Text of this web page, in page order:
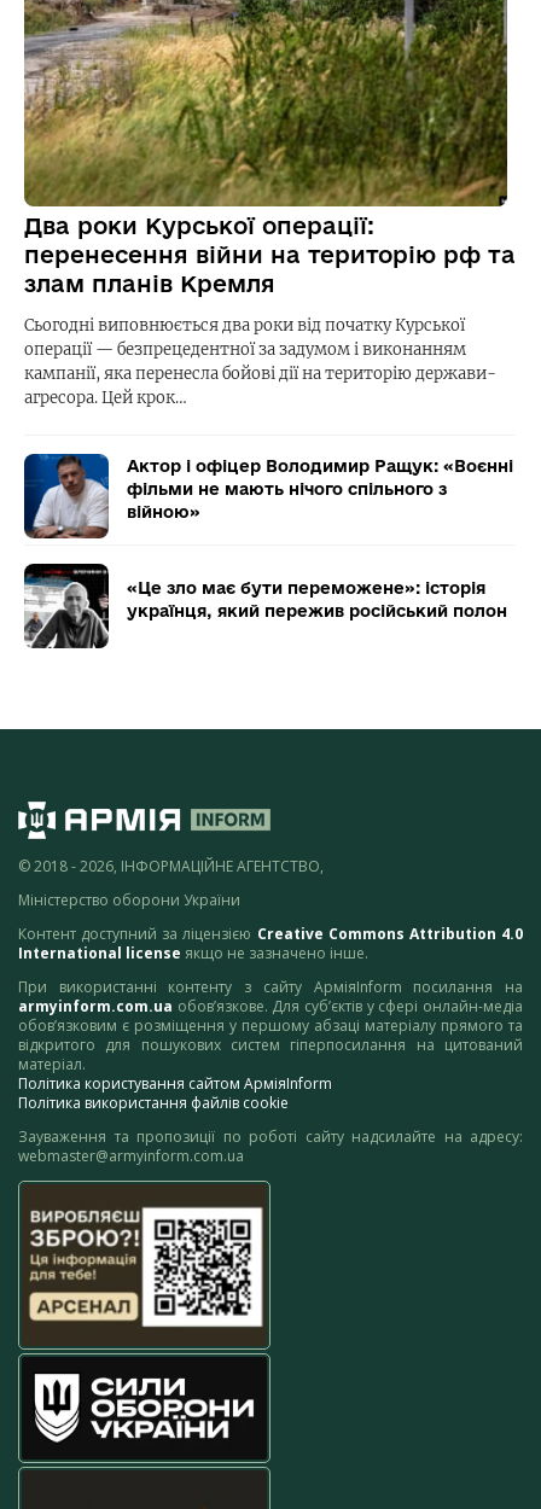
Два роки Курської операції:
перенесення війни на територію рф та
злам планів Кремля
Сьогодні виповнюється два роки від початку Курської
операції — безпрецедентної за задумом і виконанням
кампанії, яка перенесла бойові дії на територію держави-
агресора. Цей крок…
Актор і офіцер Володимир Ращук: «Воєнні
фільми не мають нічого спільного з
війною»
«Це зло має бути переможене»: історія
українця, який пережив російський полон
© 2018 - 2026, ІНФОРМАЦІЙНЕ АГЕНТСТВО,
Міністерство оборони України
Контент доступний за ліцензією Creative Commons Attribution 4.0
International license якщо не зазначено інше.
При використанні контенту з сайту АрміяInform посилання на
armyinform.com.ua обов’язкове. Для суб’єктів у сфері онлайн-медіа
обов’язковим є розміщення у першому абзаці матеріалу прямого та
відкритого для пошукових систем гіперпосилання на цитований
матеріал.
Політика користування сайтом АрміяInform
Політика використання файлів cookie
Зауваження та пропозиції по роботі сайту надсилайте на адресу:
webmaster@armyinform.com.ua